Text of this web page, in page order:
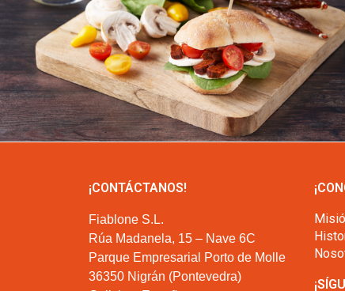
¡CONTÁCTANOS!
Fiablone S.L.
Rúa Madanela, 15 – Nave 6C
Parque Empresarial Porto de Molle
36350 Nigrán (Pontevedra)